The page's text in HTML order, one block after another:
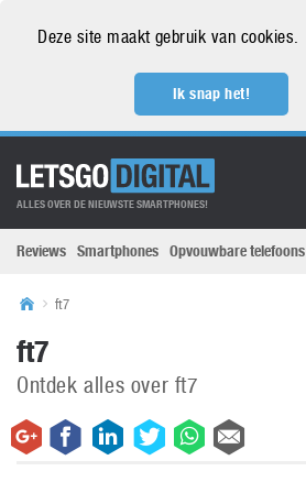
Deze site maakt gebruik van cookies.
Ik snap het!
ALLES OVER DE NIEUWSTE SMARTPHONES!
Reviews Smartphones Opvouwbare telefoons
ft7
ft7
Ontdek alles over ft7